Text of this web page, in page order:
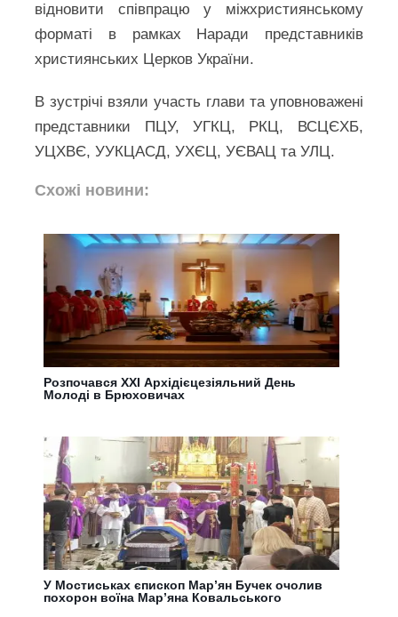
відновити співпрацю у міжхристиянському
форматі в рамках Наради представників
християнських Церков України.
В зустрічі взяли участь глави та уповноважені
представники ПЦУ, УГКЦ, РКЦ, ВСЦЄХБ,
УЦХВЄ, УУКЦАСД, УХЄЦ, УЄВАЦ та УЛЦ.
Схожі новини:
Розпочався ХХІ Архідієцезіяльний День
Молоді в Брюховичах
У Мостиськах єпископ Мар’ян Бучек очолив
похорон воїна Мар’яна Ковальського